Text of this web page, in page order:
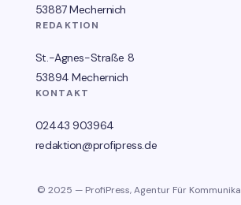
53887 Mechernich
REDAKTION
St.-Agnes-Straße 8
53894 Mechernich
KONTAKT
02443 903964
redaktion@profipress.de
© 2025 — ProfiPress, Agentur Für